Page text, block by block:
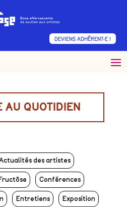
DEVIENS ADHÉRENT·E !
AU QUOTIDIEN
des artistes
Conférences
Entretiens Exposition